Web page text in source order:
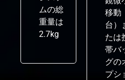
ムの総
重量は
2.7kg
移動
台）
たは
帯バ
グの
プシ